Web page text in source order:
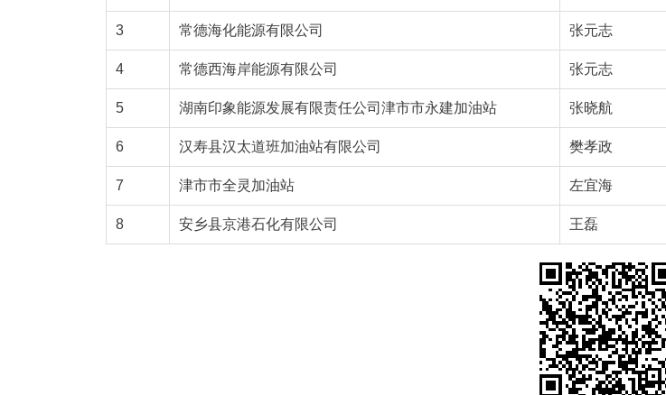
3 常德海化能源有限公司 张元志
4 常德西海岸能源有限公司 张元志
5 湖南印象能源发展有限责任公司津市市永建加油站 张晓航
6 汉寿县汉太道班加油站有限公司 樊孝政
7 津市市全灵加油站 左宜海
8 安乡县京港石化有限公司 王磊